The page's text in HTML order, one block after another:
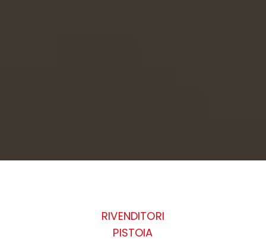
RIVENDITORI
PISTOIA